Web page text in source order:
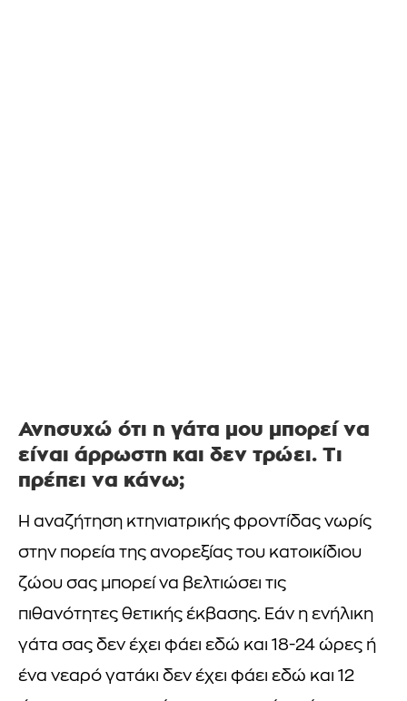
Ανησυχώ ότι η γάτα μου μπορεί να
είναι άρρωστη και δεν τρώει. Τι
πρέπει να κάνω;
Η αναζήτηση κτηνιατρικής φροντίδας νωρίς
στην πορεία της ανορεξίας του κατοικίδιου
ζώου σας μπορεί να βελτιώσει τις
πιθανότητες θετικής έκβασης. Εάν η ενήλικη
γάτα σας δεν έχει φάει εδώ και 18-24 ώρες ή
ένα νεαρό γατάκι δεν έχει φάει εδώ και 12